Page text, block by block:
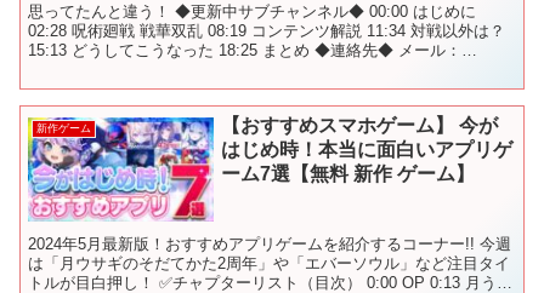
思ってたんと違う！ ◆更新中サブチャンネル◆ 00:00 はじめに
02:28 呪術廻戦 戦華双乱 08:19 コンテンツ解説 11:34 対戦以外は？
15:13 どうしてこうなった 18:25 まとめ ◆連絡先◆ メール：
新作ゲーム
【おすすめスマホゲーム】 今が
はじめ時！本当に面白いアプリゲ
ーム7選【無料 新作 ゲーム】
2024年5月最新版！おすすめアプリゲームを紹介するコーナー!! 今週
は「月ウサギのそだてかた2周年」や「エバーソウル」など注目タイ
トルが目白押し！ ✅チャプターリスト（目次） 0:00 OP 0:13 月うさ